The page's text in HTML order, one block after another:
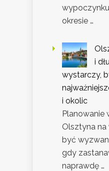
okresie …
i
wystarczy,
i okolic
Planowanie
Olsztyna
być
gdy
naprawdę …